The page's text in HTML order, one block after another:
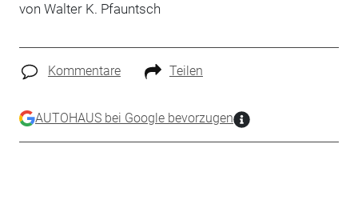
von Walter K. Pfauntsch
Kommentare Teilen
AUTOHAUS bei Google bevorzugen